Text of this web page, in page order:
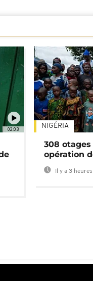
02:03 NIGÉRIA
308 otages
opération
Il y a 3 heures